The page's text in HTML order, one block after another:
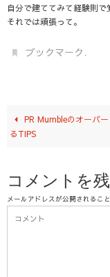
自分で建ててみて経験則で
それでは頑張って。
ブックマーク .
PR Mumbleのオーバ
るTIPS
コメントを
メールアドレスが公開されるこ